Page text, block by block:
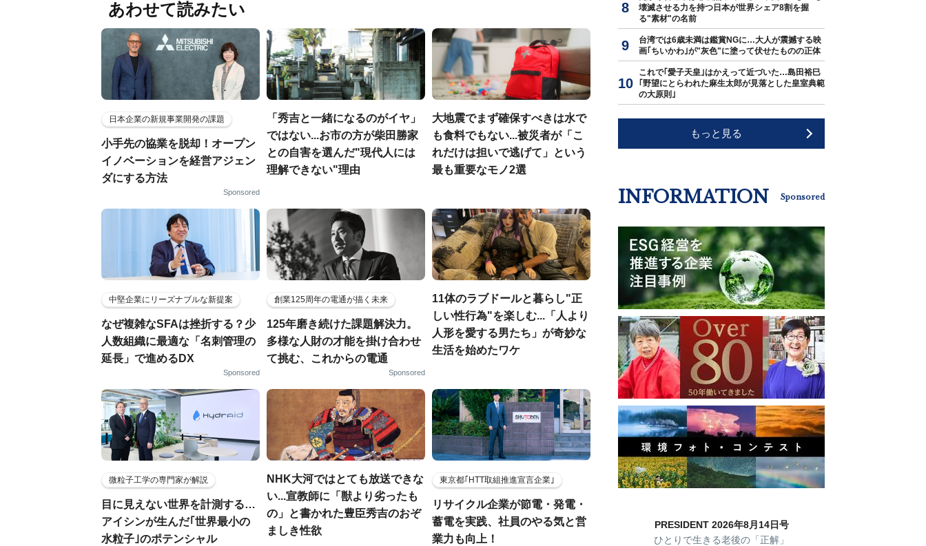
あわせて読みたい
日本企業の新規事業開発の課題
小手先の協業を脱却！オープン
イノベーションを経営アジェン
ダにする方法
Sponsored
「秀吉と一緒になるのがイヤ」
ではない...お市の方が柴田勝家
との自害を選んだ"現代人には
理解できない"理由
大地震でまず確保すべきは水で
も食料でもない...被災者が「こ
れだけは担いで逃げて」という
最も重要なモノ2選
中堅企業にリーズナブルな新提案
なぜ複雑なSFAは挫折する？少
人数組織に最適な「名刺管理の
延長」で進めるDX
Sponsored
創業125周年の電通が描く未来
125年磨き続けた課題解決力。
多様な人財の才能を掛け合わせ
て挑む、これからの電通
Sponsored
11体のラブドールと暮らし"正
しい性行為"を楽しむ...「人より
人形を愛する男たち」が奇妙な
生活を始めたワケ
微粒子工学の専門家が解説
目に見えない世界を計測する…
アイシンが生んだ｢世界最小の
水粒子｣のポテンシャル
NHK大河ではとても放送できな
い...宣教師に「獣より劣ったも
の」と書かれた豊臣秀吉のおぞ
ましき性欲
東京都｢HTT取組推進宣言企業｣
リサイクル企業が節電・発電・
蓄電を実践、社員のやる気と営
業力も向上！
壊滅させる力を持つ日本が世界シェア8割を握
る"素材"の名前
台湾では6歳未満は鑑賞NGに…大人が震撼する映
画｢ちいかわ｣が"灰色"に塗って伏せたものの正体
これで｢愛子天皇｣はかえって近づいた…島田裕巳
｢野望にとらわれた麻生太郎が見落とした皇室典範
の大原則｣
もっと見る
INFORMATION Sponsored
PRESIDENT 2026年8月14日号
ひとりで生きる老後の「正解」